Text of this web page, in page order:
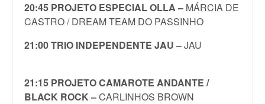
20:45 PROJETO ESPECIAL OLLA – MÁRCIA DE
CASTRO / DREAM TEAM DO PASSINHO
21:00 TRIO INDEPENDENTE JAU –JAU
21:15 PROJETO CAMAROTE ANDANTE /
BLACK ROCK –CARLINHOS BROWN